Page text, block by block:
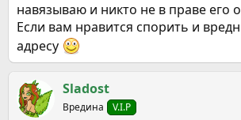
навязываю и никто не в праве его
Если вам нравится спорить и
адресу
Sladost
Вредина V.I.P